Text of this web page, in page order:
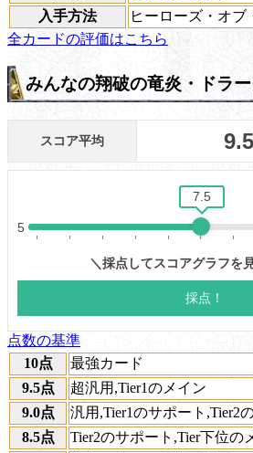
入手方法
ヒーローズ・オブ
全カードの評価はこちら
みんなの翔破の竜炎・ドラ
点数の基準
10点
最強カード
9.5点
超汎用,Tier1のメイン
9.0点
汎用,Tier1のサポート,Tier2
8.5点
Tier2のサポート,Tier下位の